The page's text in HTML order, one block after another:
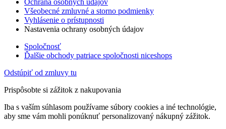
Všeobecné zmluvné a storno podmienky
Vyhlásenie o prístupnosti
Nastavenia ochrany osobných údajov
Spoločnosť
Ďalšie obchody patriace spoločnosti niceshops
Odstúpiť od zmluvy tu
Prispôsobte si zážitok z nakupovania
Iba s vaším súhlasom používame súbory cookies a iné technológie,
aby sme vám mohli ponúknuť personalizovaný nákupný zážitok.